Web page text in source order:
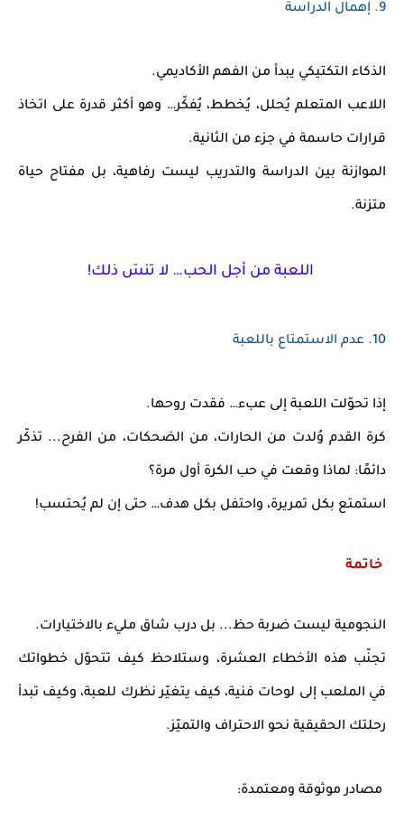
9. إهمال الدراسة
الذكاء التكتيكي يبدأ من الفهم الأكاديمي.
اللاعب المتعلم يُحلل، يُخطط، يُفكّر… وهو أكثر قدرة على اتخاذ
قرارات حاسمة في جزء من الثانية.
الموازنة بين الدراسة والتدريب ليست رفاهية، بل مفتاح حياة
متزنة.
اللعبة من أجل الحب… لا تنسَ ذلك!
10. عدم الاستمتاع باللعبة
إذا تحوّلت اللعبة إلى عبء… فقدت روحها.
كرة القدم وُلدت من الحارات، من الضحكات، من الفرح... تذكّر
دائمًا: لماذا وقعت في حب الكرة أول مرة؟
استمتع بكل تمريرة، واحتفل بكل هدف… حتى إن لم يُحتسب!
خاتمة
النجومية ليست ضربة حظ... بل درب شاق مليء بالاختيارات.
تجنّب هذه الأخطاء العشرة، وستلاحظ كيف تتحوّل خطواتك
في الملعب إلى لوحات فنية، كيف يتغيّر نظرك للعبة، وكيف تبدأ
رحلتك الحقيقية نحو الاحتراف والتميّز.
مصادر موثوقة ومعتمدة: